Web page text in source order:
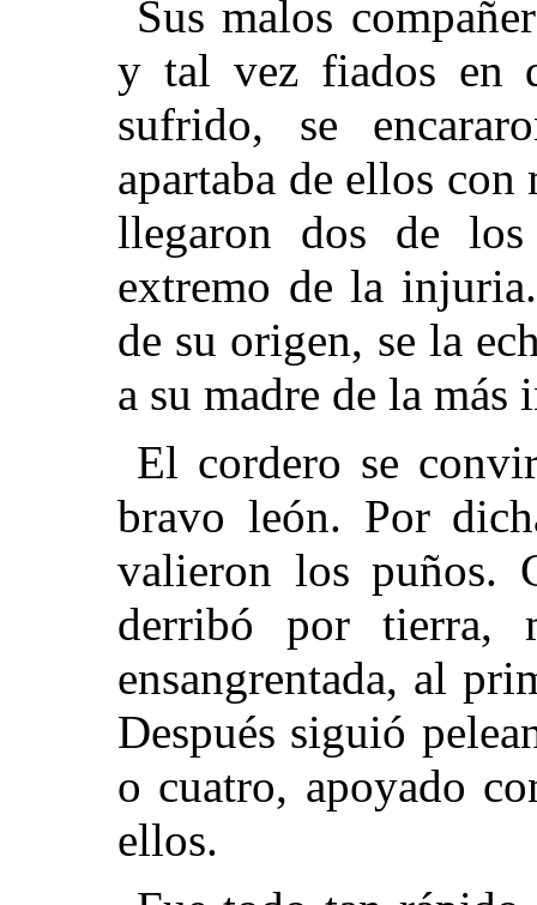
Sus malos
y tal vez fiados en
sufrido, se
apartaba de ellos
llegaron dos de
extremo de la
de su origen, se la
a su madre de la más
El cordero se
bravo león. Por
valieron los puños.
derribó por tierra,
ensangrentada, al
Después siguió
o cuatro, apoyado
ellos.